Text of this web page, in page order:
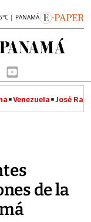
| PANAMÁ
Venezuela José
de la